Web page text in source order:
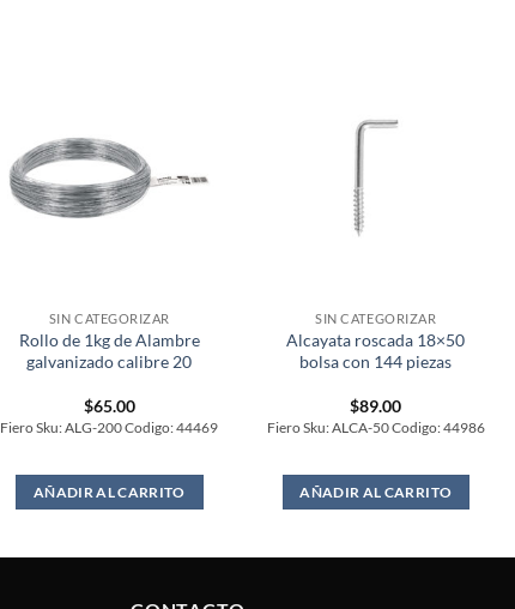
SIN CATEGORIZAR
Rollo de 1kg de Alambre
galvanizado calibre 20
$65.00
Fiero Sku: ALG-200 Codigo: 44469
AÑADIR AL CARRITO
SIN CATEGORIZAR
Alcayata roscada 18×50
bolsa con 144 piezas
$89.00
Fiero Sku: ALCA-50 Codigo: 44986
AÑADIR AL CARRITO